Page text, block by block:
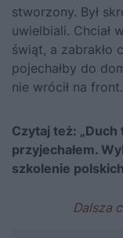
stworzony. Był
uwielbiali. Chciał
świąt, a zabrakło
pojechałby do
nie wrócił na
Czytaj też: „Duch
przyjechałem.
szkolenie